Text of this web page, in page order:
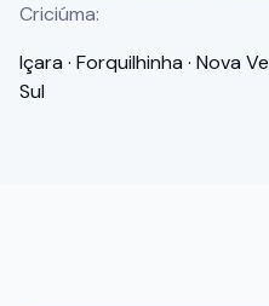
Criciúma:
Içara · Forquilhinha · Nova
Sul